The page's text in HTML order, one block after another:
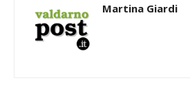
Martina Giardi